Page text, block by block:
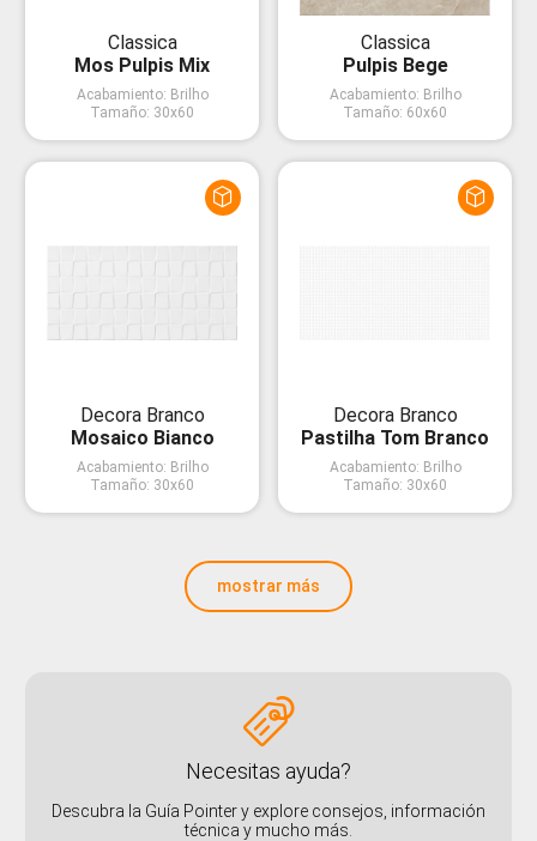
Classica
Mos Pulpis Mix
Acabamiento: Brilho
Tamaño: 30x60
Classica
Pulpis Bege
Acabamiento: Brilho
Tamaño: 60x60
Decora Branco
Mosaico Bianco
Acabamiento: Brilho
Tamaño: 30x60
Decora Branco
Pastilha Tom Branco
Acabamiento: Brilho
Tamaño: 30x60
mostrar más
Necesitas ayuda?
Descubra la Guía Pointer y explore consejos, información
técnica y mucho más.